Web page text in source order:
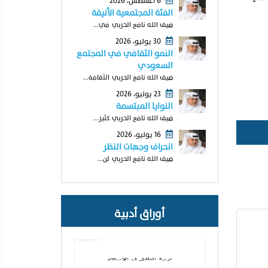
الفئة المجتمعية الأنيقة
ضيف الله نافع الحربي في...
النمو الثقافي في المجتمع
السعودي
ضيف الله نافع الحربي الثقافة...
النوايا المبتسمة
ضيف الله نافع الحربي كثير...
انحراف وجهات النظر
ضيف الله نافع الحربي لن...
أوراق أدبية